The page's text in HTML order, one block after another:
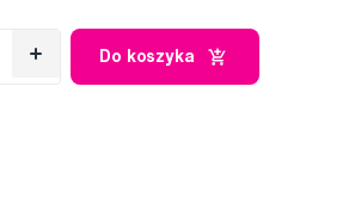
Do koszyka